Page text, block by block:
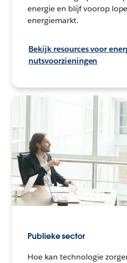
energie en blijf voorop
energiemarkt.
Bekijk resources voor
nutsvoorzieningen
Publieke sector
Hoe kan technologie